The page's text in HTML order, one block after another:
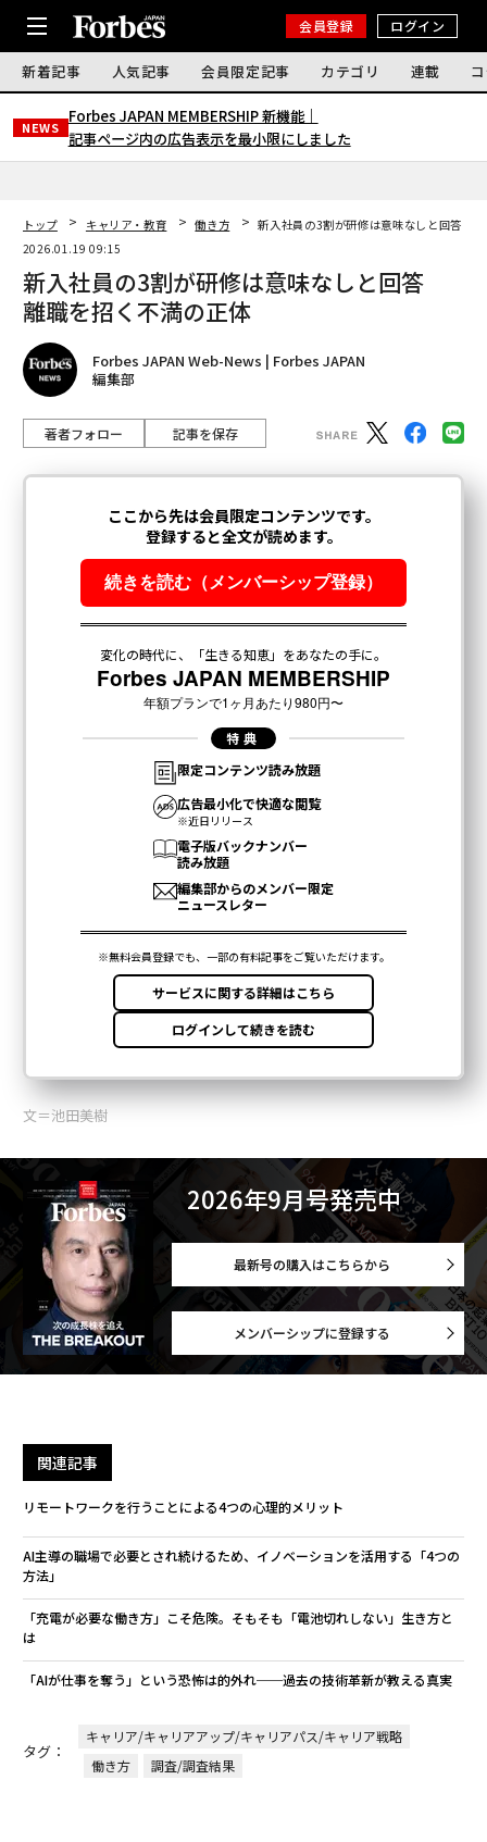
会員登録 ログイン
新着記事 人気記事 会員限定記事 カテゴリ 連載
NEWS
Forbes JAPAN MEMBERSHIP 新機能｜
記事ページ内の広告表示を最小限にしました
トップ キャリア・教育 働き方
新入社員の3割が研修は意味なしと回答 離
2026.01.19 09:15
新入社員の3割が研修は意味なしと回答
離職を招く不満の正体
Forbes JAPAN Web-News | Forbes JAPAN
編集部
著者フォロー 記事を保存
文＝池田美樹
2026年9月号発売中
最新号の購入はこちらから
メンバーシップに登録する
関連記事
リモートワークを行うことによる4つの心理的メリット
AI主導の職場で必要とされ続けるため、イノベーションを活用する「4つの
方法」
「充電が必要な働き方」こそ危険。そもそも「電池切れしない」生き方と
は
「AIが仕事を奪う」という恐怖は的外れ──過去の技術革新が教える真実
タグ：
キャリア/キャリアアップ/キャリアパス/キャリア戦略
働き方
調査/調査結果